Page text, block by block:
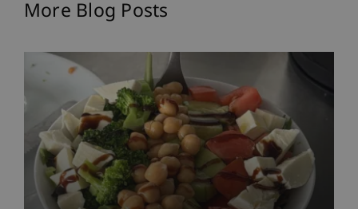
More Blog Posts